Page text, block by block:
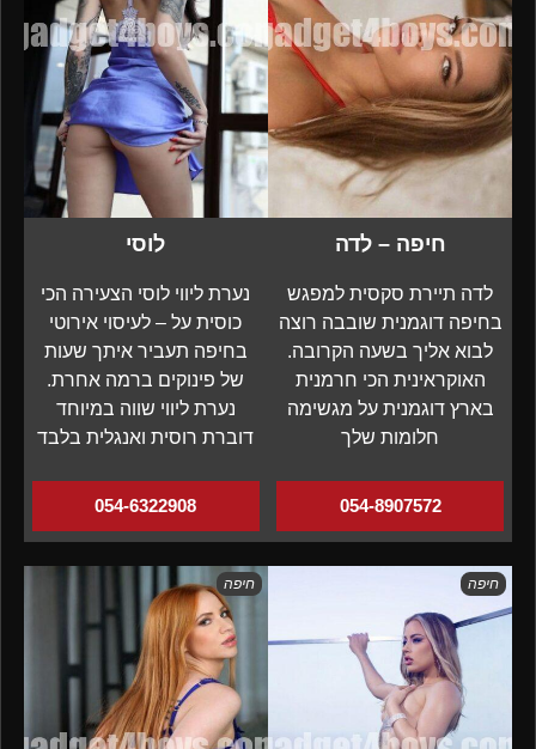
חיפה – לדה
לדה תיירת סקסית למפגש
בחיפה דוגמנית שובבה רוצה
לבוא אליך בשעה הקרובה.
האוקראינית הכי חרמנית
בארץ דוגמנית על מגשימה
חלומות שלך
054-8907572
לוסי
נערת ליווי לוסי הצעירה הכי
כוסית על – לעיסוי אירוטי
בחיפה תעביר איתך שעות
של פינוקים ברמה אחרת.
נערת ליווי שווה במיוחד
דוברת רוסית ואנגלית בלבד
054-6322908
חיפה חיפה